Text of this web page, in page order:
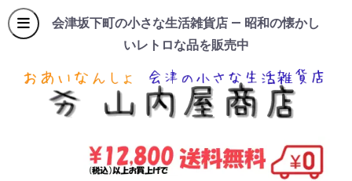
会津坂下町の小さな生活雑貨店 — 昭和の懐かし
いレトロな品を販売中